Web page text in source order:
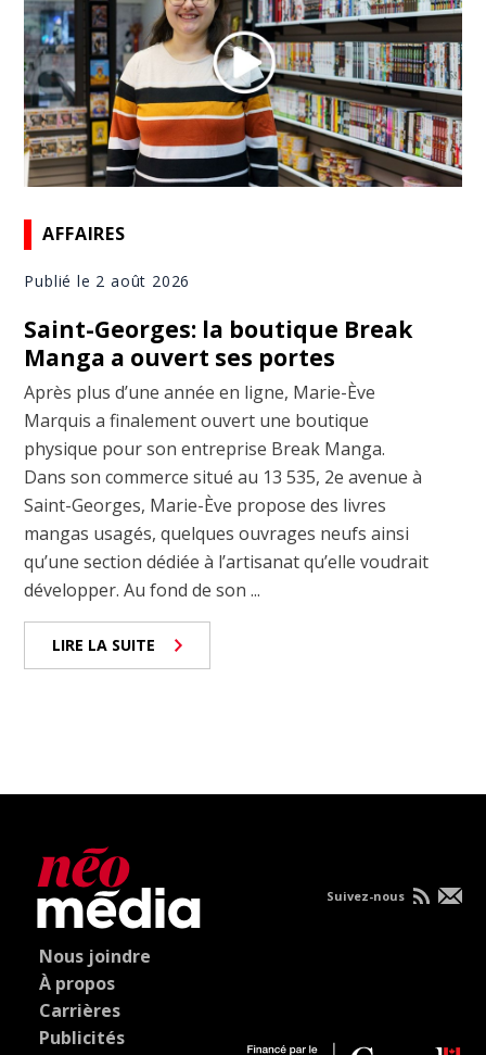
AFFAIRES
Publié le 2 août 2026
Saint-Georges: la boutique Break
Manga a ouvert ses portes
Après plus d’une année en ligne, Marie-Ève
Marquis a finalement ouvert une boutique
physique pour son entreprise Break Manga.
Dans son commerce situé au 13 535, 2e avenue à
Saint-Georges, Marie-Ève propose des livres
mangas usagés, quelques ouvrages neufs ainsi
qu’une section dédiée à l’artisanat qu’elle voudrait
développer. Au fond de son ...
LIRE LA SUITE
Nous joindre
À propos
Carrières
Publicités
Suivez-nous